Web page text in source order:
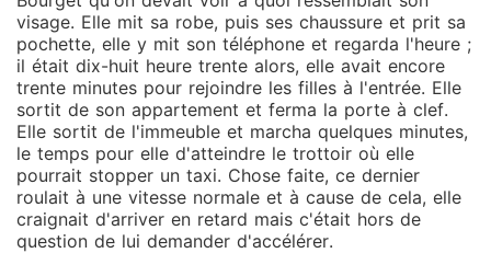
visage. Elle mit sa robe, puis ses chaussure et prit sa
pochette, elle y mit son téléphone et regarda l'heure ;
il était dix-huit heure trente alors, elle avait encore
trente minutes pour rejoindre les filles à l'entrée. Elle
sortit de son appartement et ferma la porte à clef.
Elle sortit de l'immeuble et marcha quelques minutes,
le temps pour elle d'atteindre le trottoir où elle
pourrait stopper un taxi. Chose faite, ce dernier
roulait à une vitesse normale et à cause de cela, elle
craignait d'arriver en retard mais c'était hors de
question de lui demander d'accélérer.